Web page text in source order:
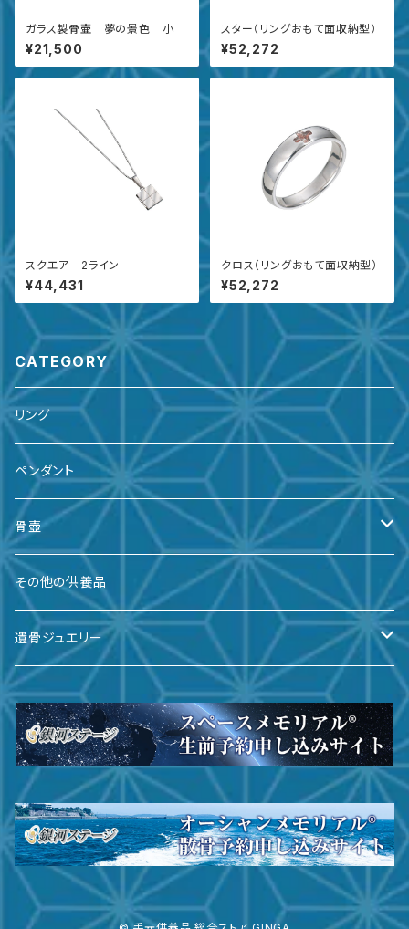
ガラス製骨壷 夢の景色 小
¥21,500
スター（リングおもて面収納型）
¥52,272
スクエア 2ライン
¥44,431
クロス（リングおもて面収納型）
¥52,272
CATEGORY
リング
ペンダント
骨壺
備前焼
九谷焼
有田焼
瀬戸焼
ガラス
その他
サイズ
その他の供養品
遺骨ジュエリー
遺骨ダイヤ
台座・リング
台座・ネックレス
台座・ピアス